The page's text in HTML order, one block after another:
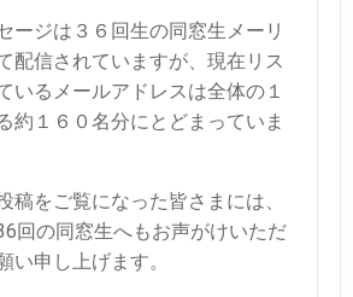
ージは３６回生の同窓生メーリ
配信されていますが、現在リス
いるメールアドレスは全体の１
約１６０名分にとどまっていま
稿をご覧になった皆さまには、
回の同窓生へもお声がけいただ
い申し上げます。